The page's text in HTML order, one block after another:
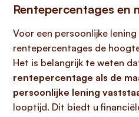
Rentepercentages en
Voor een persoonlijke
rentepercentages de
Het is belangrijk te weten
rentepercentage als de
persoonlijke lening
looptijd. Dit biedt u